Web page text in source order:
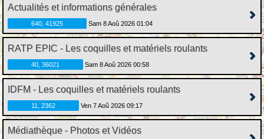
Actualités et informations générales
640, 41925 Sam 8 Aoû 2026 01:04
RATP EPIC - Les coquilles et matériels roulants
40, 36021 Sam 8 Aoû 2026 00:58
IDFM - Les coquilles et matériels roulants
11, 2362 Ven 7 Aoû 2026 09:17
Médiathèque - Photos et Vidéos